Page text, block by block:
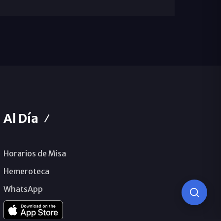
Al Día
Horarios de Misa
Hemeroteca
WhatsApp